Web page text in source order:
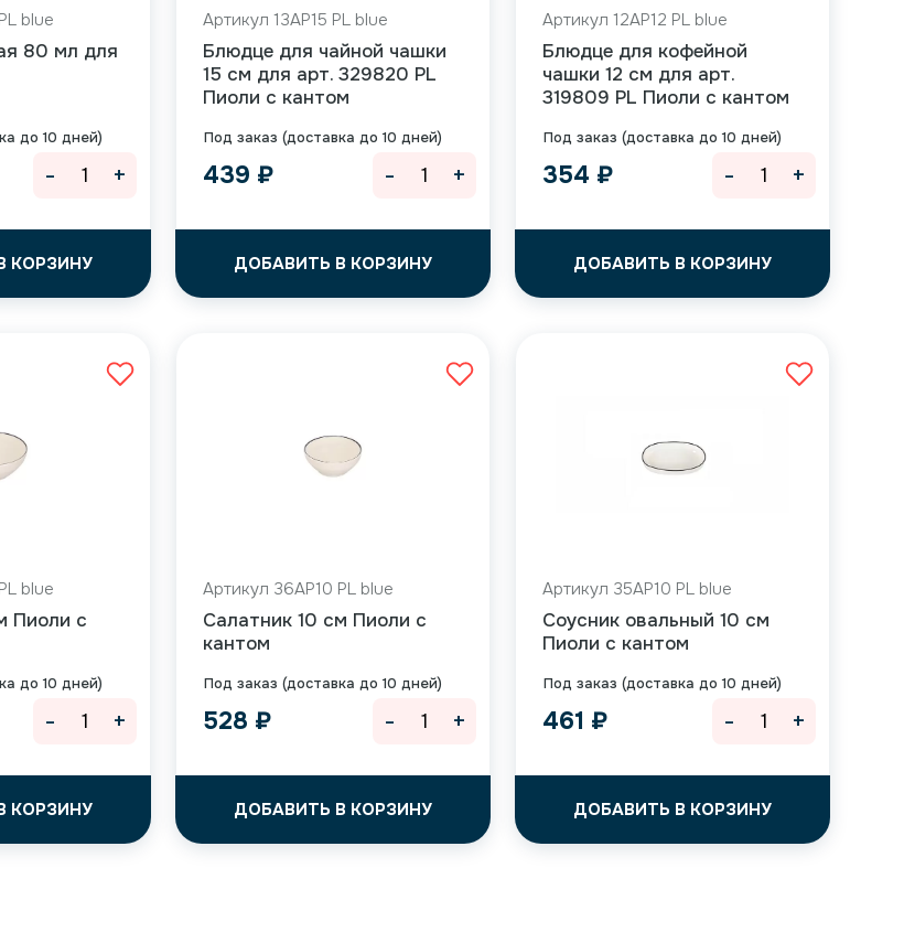
до 10 дней)
blue
80 мл для
КОРЗИНУ
- +
Под заказ (доставка до 10 дней)
Артикул 13AP15 PL blue
Блюдце для чайной чашки
15 см для арт. 329820 PL
Пиоли с кантом
439 ₽
ДОБАВИТЬ В КОРЗИНУ
- +
Под заказ (доставка до 10 дней)
Артикул 12AP12 PL blue
Блюдце для кофейной
чашки 12 см для арт.
319809 PL Пиоли с кантом
354 ₽
ДОБАВИТЬ В КОРЗИНУ
- +
до 10 дней)
blue
Пиоли с
КОРЗИНУ
- +
Под заказ (доставка до 10 дней)
Артикул 36AP10 PL blue
Салатник 10 см Пиоли с
кантом
528 ₽
ДОБАВИТЬ В КОРЗИНУ
- +
Под заказ (доставка до 10 дней)
Артикул 35AP10 PL blue
Соусник овальный 10 см
Пиоли с кантом
461 ₽
ДОБАВИТЬ В КОРЗИНУ
- +